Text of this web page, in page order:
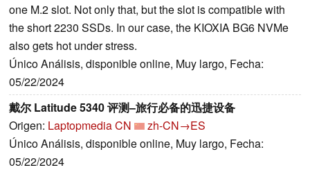
one M.2 slot. Not only that, but the slot is compatible with
the short 2230 SSDs. In our case, the KIOXIA BG6 NVMe
also gets hot under stress.
Único Análisis, disponible online, Muy largo, Fecha:
05/22/2024
戴尔 Latitude 5340 评测–旅行必备的迅捷设备
Origen: Laptopmedia CN
zh-CN→ES
Único Análisis, disponible online, Muy largo, Fecha:
05/22/2024